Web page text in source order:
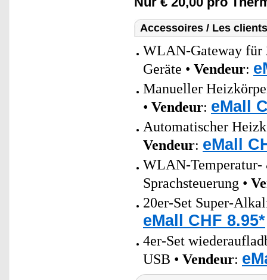
Accessoires / Les
WLAN-Gateway für
Geräte • Vendeur:
Manueller
• Vendeur: eMall
Automatischer
Vendeur: eMall
WLAN-
Sprachsteuerung •
20er-Set Super-
eMall CHF 8.95*
4er-Set
USB • Vendeur: